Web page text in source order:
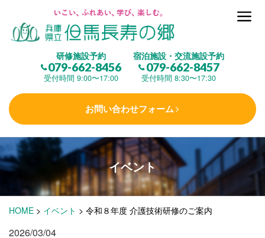
研修施設予約
079-662-8456
受付時間 9:00〜17:00
宿泊施設・交流施設予約
079-662-8457
受付時間 8:30〜17:30
お問い合わせフォーム
但馬長寿の郷とは
(研修施設)
楽しむ
学 ぶ (健康福祉)
泊まる(宿泊)
イベント
HOME > イベント > 令和８年度 介護技術研修のご案内
2026/03/04